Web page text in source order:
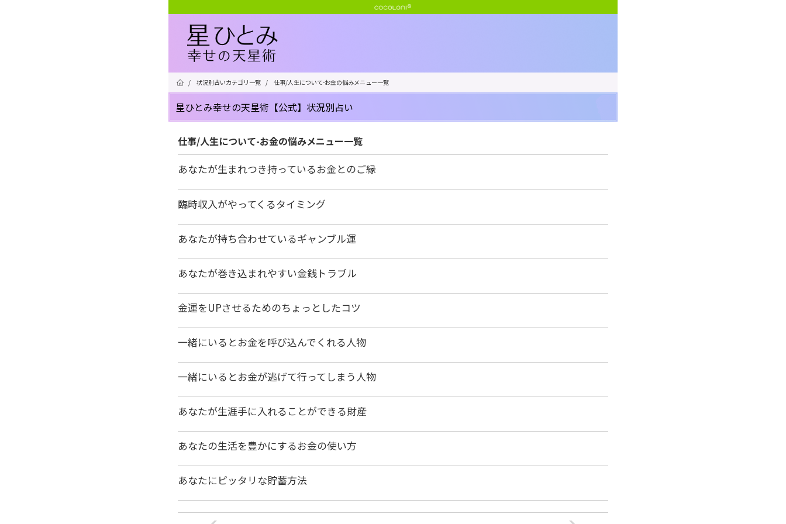
/ 状況別占いカテゴリ一覧 / 仕事/人生について-お金の悩みメニュー一覧
星ひとみ幸せの天星術【公式】状況別占い
仕事/人生について-お金の悩みメニュー一覧
あなたが生まれつき持っているお金とのご縁
臨時収入がやってくるタイミング
あなたが持ち合わせているギャンブル運
あなたが巻き込まれやすい金銭トラブル
金運をUPさせるためのちょっとしたコツ
一緒にいるとお金を呼び込んでくれる人物
一緒にいるとお金が逃げて行ってしまう人物
あなたが生涯手に入れることができる財産
あなたの生活を豊かにするお金の使い方
あなたにピッタリな貯蓄方法